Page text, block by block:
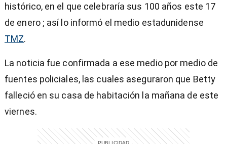
histórico, en el que celebraría sus 100 años este 17
de enero ; así lo informó el medio estadunidense
TMZ.
La noticia fue confirmada a ese medio por medio de
fuentes policiales, las cuales aseguraron que Betty
falleció en su casa de habitación la mañana de este
viernes.